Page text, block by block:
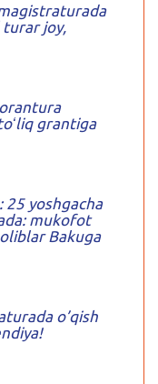
turar joy,
grantiga
25 yoshgacha
mukofot
Bakuga
o’qish